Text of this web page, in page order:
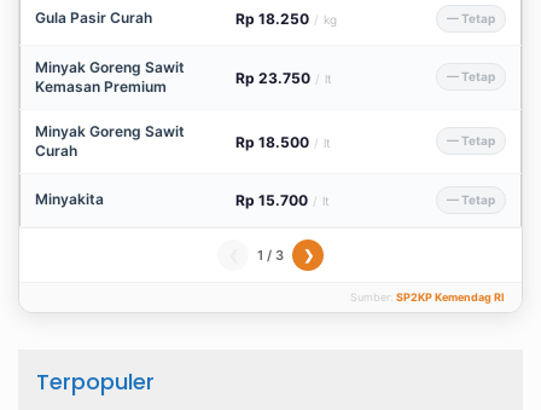
Gula Pasir Curah Rp 18.250 / kg — Tetap
Minyak Goreng Sawit
Kemasan Premium
Rp 23.750 / lt — Tetap
Minyak Goreng Sawit
Curah
Rp 18.500 / lt — Tetap
Minyakita Rp 15.700 / lt — Tetap
1 / 3 ❯
Sumber: SP2KP Kemendag RI
Terpopuler